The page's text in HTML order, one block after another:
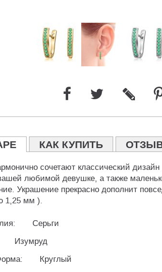
КАК КУПИТЬ
сочетают классический
любимой девушке, а также
Украшение прекрасно дополнит
1,25 мм ).
Серьги
Изумруд
Круглый